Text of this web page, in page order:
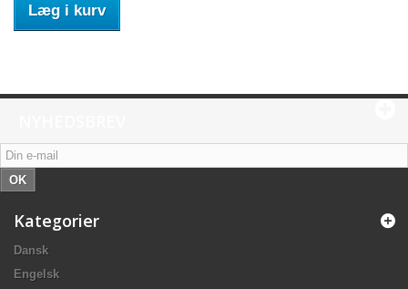
Læg i kurv
OK
Kategorier
Dansk
Engelsk